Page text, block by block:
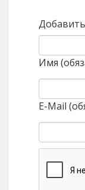
Имя
E-Mail